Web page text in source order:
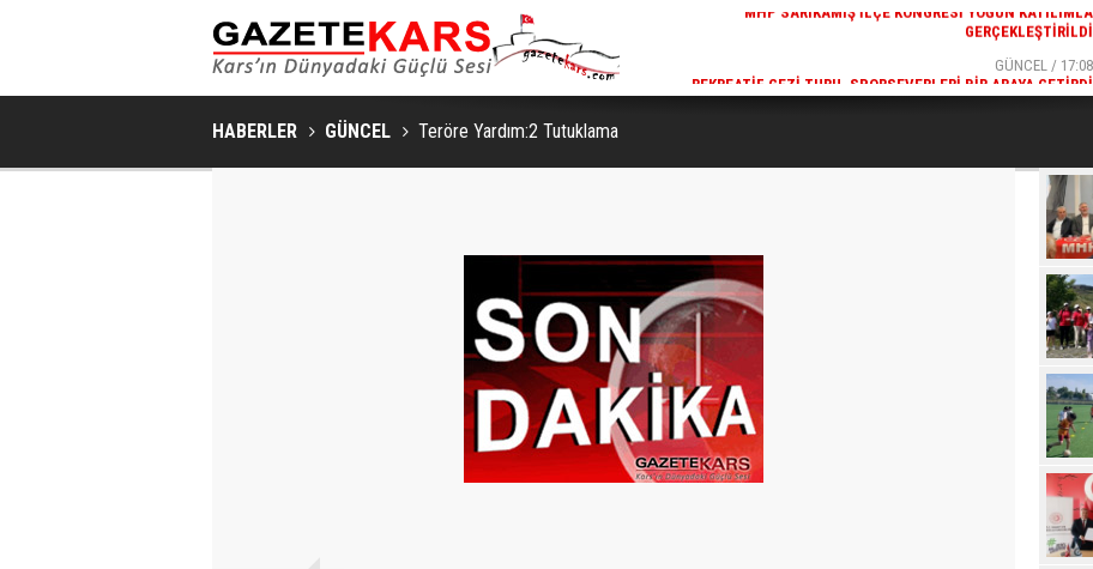
GÜNCEL / 17:08
REKREATIF GEZI TURU, SPORSEVERLERI BIR ARAYA GETIRDI
HABERLER GÜNCEL Teröre Yardım:2 Tutuklama